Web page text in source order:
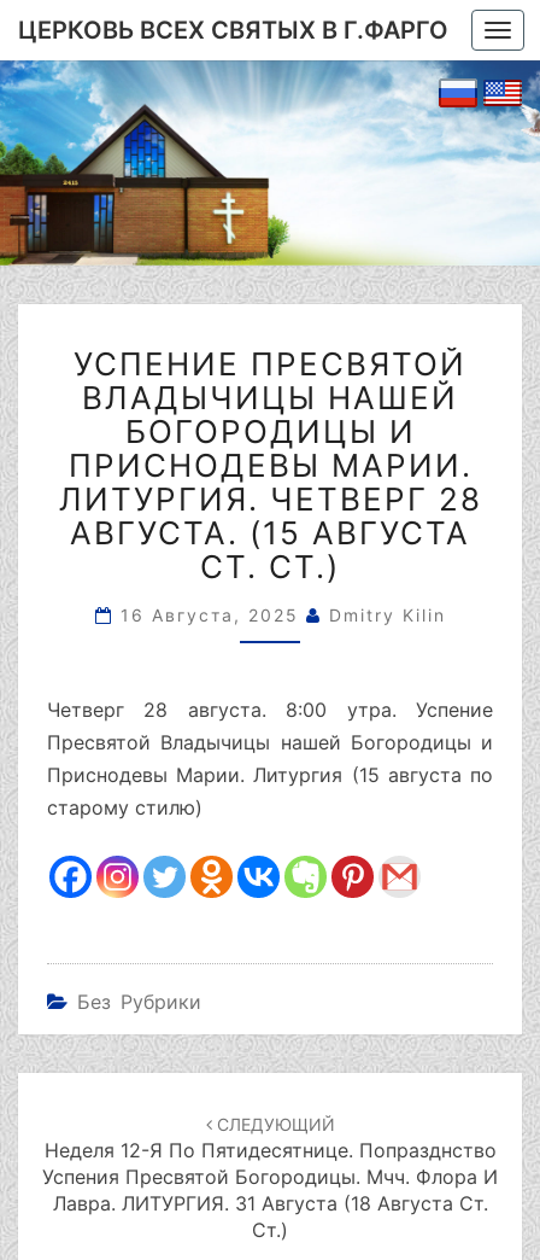
ЦЕРКОВЬ ВСЕХ СВЯТЫХ В Г.ФАРГО
ПРЕСВЯТОЙ
ВЛАДЫЧИЦЫ
НАШЕЙ
БОГОРОДИЦЫ
И
ПРИСНОДЕВЫ
МАРИИ.
ЛИТУРГИЯ.
ЧЕТВЕРГ
АВГУСТА.
СТ.
СТ.)
УСПЕНИЕ ПРЕСВЯТОЙ
ВЛАДЫЧИЦЫ НАШЕЙ
БОГОРОДИЦЫ И
ПРИСНОДЕВЫ МАРИИ.
ЛИТУРГИЯ. ЧЕТВЕРГ 28
АВГУСТА. (15 АВГУСТА
СТ. СТ.)
16 Августа, 2025 Dmitry Kilin
Четверг 28 августа. 8:00 утра. Успение
Пресвятой Владычицы нашей Богородицы и
Приснодевы Марии. Литургия (15 августа по
старому стилю)
Без Рубрики
Навигация
по
записям
СЛЕДУЮЩИЙ
Неделя 12-Я По Пятидесятнице. Попразднство
Успения Пресвятой Богородицы. Мчч. Флора И
Лавра. ЛИТУРГИЯ. 31 Августа (18 Августа Ст.
Ст.)